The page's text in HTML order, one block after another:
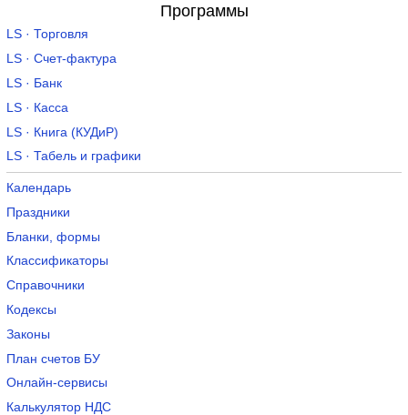
Программы
LS · Торговля
LS · Счет-фактура
LS · Банк
LS · Касса
LS · Книга (КУДиР)
LS · Табель и графики
Календарь
Праздники
Бланки, формы
Классификаторы
Справочники
Кодексы
Законы
План счетов БУ
Онлайн-сервисы
Калькулятор НДС